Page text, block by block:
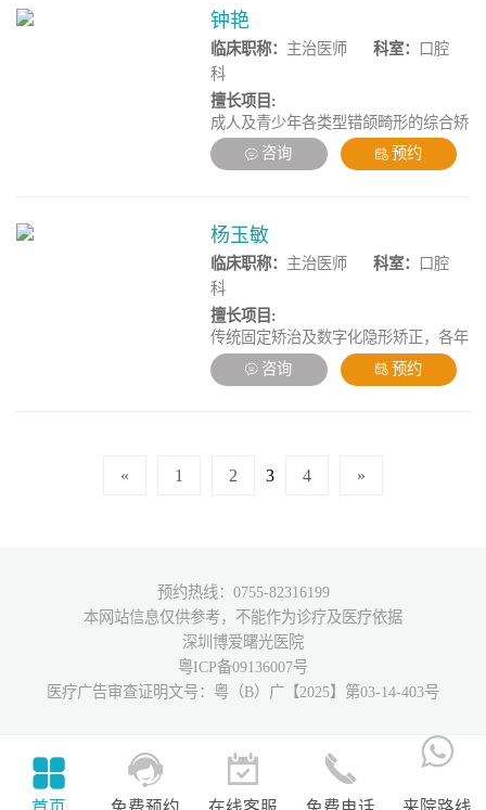
钟艳
临床职称： 主治医师 科室：
口腔
科
擅长项目:
成人及青少年各类型错颌畸形的综合矫
治;传统固定矫正及数字化隐形矫正。
咨询 预约
杨玉敏
临床职称： 主治医师 科室：
口腔
科
擅长项目:
传统固定矫治及数字化隐形矫正，各年
龄段、各类型错颌畸形矫治，青少年正
畸，牙齿美学修复
咨询 预约
« 1 2 3 4 »
预约热线：0755-82316199
本网站信息仅供参考，不能作为诊疗及医疗依据
深圳博爱曙光医院
粤ICP备09136007号
医疗广告审查证明文号：粤（B）广【2025】第03-14-403号